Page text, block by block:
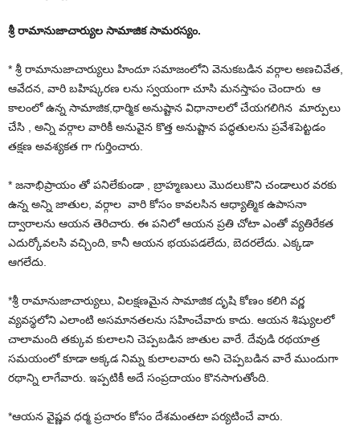
శ్రీ రామానుజాచార్యుల సామాజిక సామరస్యం.
* శ్రీ రామానుజాచార్యులు హిందూ సమాజంలోని వెనుకబడిన వర్గాల అణచివేత,
ఆవేదన, వారి బహిష్కరణ లను స్వయంగా చూసి మనస్తాపం చెందారు ఆ
కాలంలో ఉన్న సామాజిక,ధార్మిక అనుష్టాన విధానాలలో చేయగలిగిన మార్పులు
చేసి , అన్ని వర్గాల వారికీ అనువైన కొత్త అనుష్టాన పద్ధతులను ప్రవేశపెట్టడం
తక్షణ అవశ్యకత గా గుర్తించారు.
* జనాభిప్రాయం తో పనిలేకుండా , బ్రాహ్మణులు మొదలుకొని చండాలుర వరకు
ఉన్న అన్ని జాతుల, వర్గాల వారి కోసం కావలసిన ఆధ్యాత్మిక ఉపాసనా
ద్వారాలను ఆయన తెరిచారు. ఈ పనిలో ఆయన ప్రతి చోటా ఎంతో వ్యతిరేకత
ఎదుర్కోవలసి వచ్చింది, కానీ ఆయన భయపడలేదు, బెదరలేదు. ఎక్కడా
ఆగలేదు.
*శ్రీ రామానుజాచార్యులు, విలక్షణమైన సామాజిక దృషి కోణం కలిగి వర్ణ
వ్యవస్థలోని ఎలాంటి అసమానతలను సహించేవారు కాదు. ఆయన శిష్యులలో
చాలామంది తక్కువ కులాలని చెప్పబడిన జాతుల వారే. దేవుడి రథయాత్ర
సమయంలో కూడా అక్కడ నిమ్న కులాలవారు అని చెప్పబడిన వారే ముందుగా
రథాన్ని లాగేవారు. ఇప్పటికీ అదే సంప్రదాయం కొనసాగుతోంది.
*ఆయన వైష్ణవ ధర్మ ప్రచారం కోసం దేశమంతటా పర్యటించే వారు.